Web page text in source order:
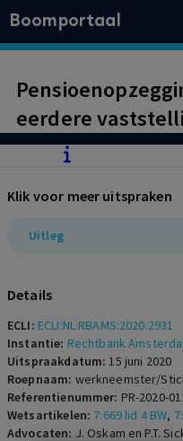
Boomportaal
eerdere
op AOW-leeftijd
Klik voor meer uitspraken
Uitleg
Details
ECLI: ECLI:NL:RBAMS:2020:2931
Instantie: Rechtbank
Uitspraakdatum:15 juni 2020
Roepnaam: werkneemster/
Referentienummer: PR-2020-
Wetsartikelen: 7:669 lid 4 BW,
Advocaten: J. Oskam en P.T.